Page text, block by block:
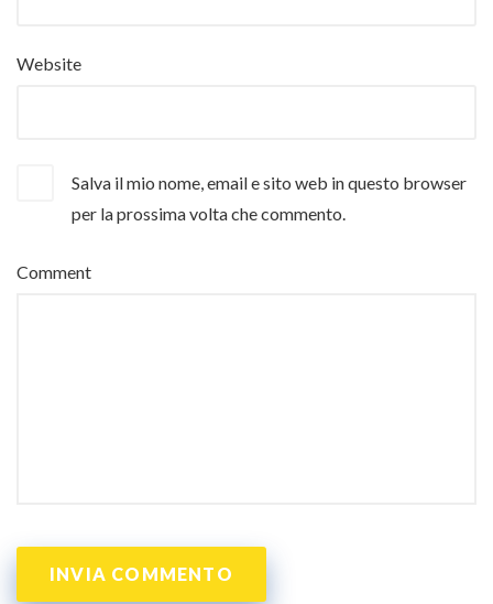
Website
Salva il mio nome, email e sito web in questo browser
per la prossima volta che commento.
Comment